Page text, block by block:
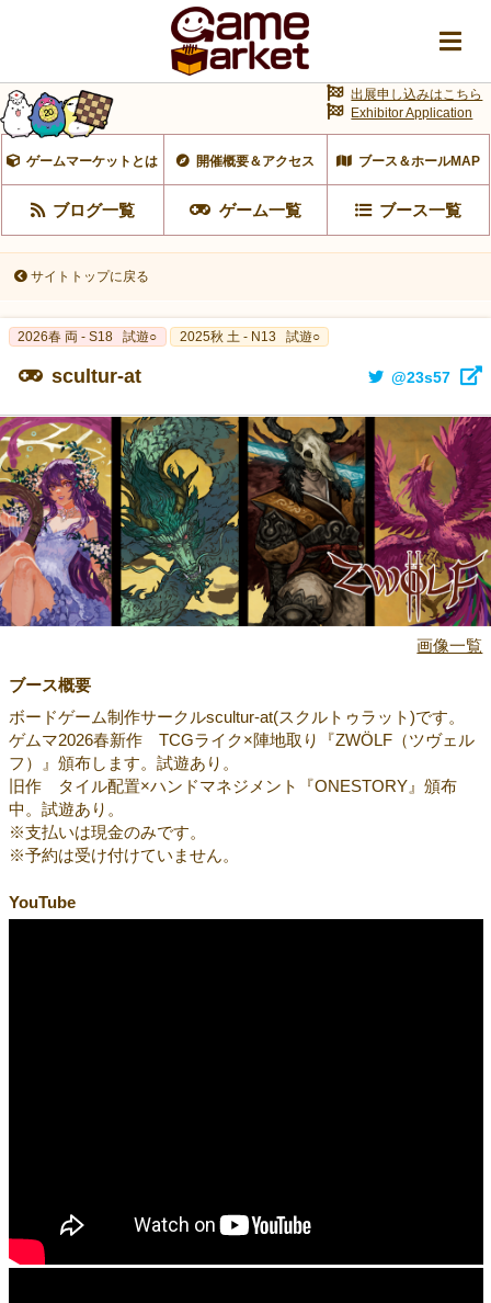
ゲームマーケットとは 開催概要＆アクセス ブース＆ホールMAP
ブログ一覧 ゲーム一覧 ブース一覧
出展申し込みはこちら
Exhibitor Application
サイトトップに戻る
2026春 両 - S18 試遊○ 2025秋 土 - N13 試遊○
scultur-at @23s57
画像一覧
ブース概要
ボードゲーム制作サークルscultur-at(スクルトゥラット)です。
ゲムマ2026春新作 TCGライク×陣地取り『ZWÖLF（ツヴェル
フ）』頒布します。試遊あり。
旧作 タイル配置×ハンドマネジメント『ONESTORY』頒布
中。試遊あり。
※支払いは現金のみです。
※予約は受け付けていません。
YouTube